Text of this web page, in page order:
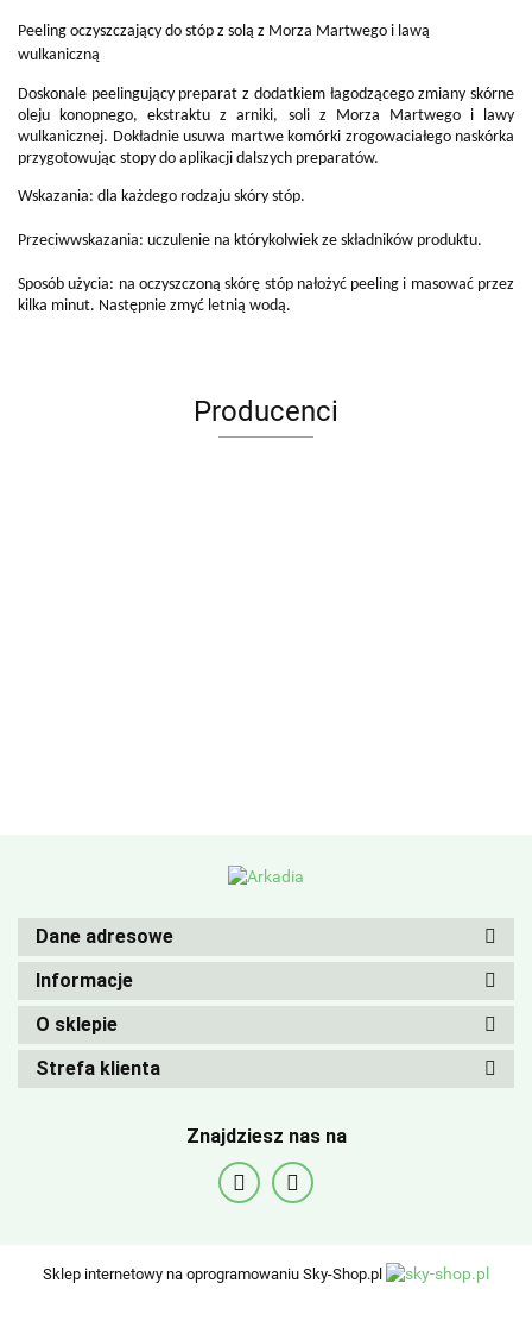
Peeling oczyszczający do stóp z solą z Morza Martwego i lawą
wulkaniczną
Doskonale peelingujący preparat z dodatkiem łagodzącego zmiany skórne
oleju konopnego, ekstraktu z arniki, soli z Morza Martwego i lawy
wulkanicznej. Dokładnie usuwa martwe komórki zrogowaciałego naskórka
przygotowując stopy do aplikacji dalszych preparatów.
Wskazania: dla każdego rodzaju skóry stóp.
Przeciwwskazania: uczulenie na którykolwiek ze składników produktu.
Sposób użycia: na oczyszczoną skórę stóp nałożyć peeling i masować przez
kilka minut. Następnie zmyć letnią wodą.
Producenci
Dane adresowe
Informacje
O sklepie
Strefa klienta
Znajdziesz nas na
Sklep internetowy na oprogramowaniu Sky-Shop.pl